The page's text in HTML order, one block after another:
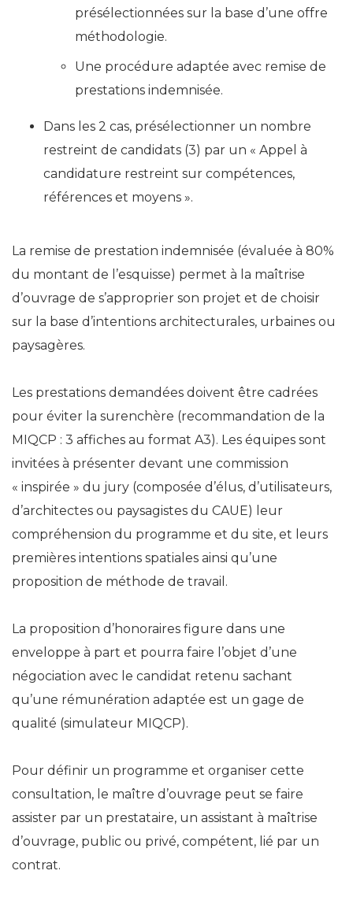
présélectionnées sur la base d’une offre
méthodologie.
Une procédure adaptée avec remise de
prestations indemnisée.
Dans les 2 cas, présélectionner un nombre
restreint de candidats (3) par un « Appel à
candidature restreint sur compétences,
références et moyens ».
La remise de prestation indemnisée (évaluée à 80%
du montant de l’esquisse) permet à la maîtrise
d’ouvrage de s’approprier son projet et de choisir
sur la base d’intentions architecturales, urbaines ou
paysagères.
Les prestations demandées doivent être cadrées
pour éviter la surenchère (recommandation de la
MIQCP : 3 affiches au format A3). Les équipes sont
invitées à présenter devant une commission
« inspirée » du jury (composée d’élus, d’utilisateurs,
d’architectes ou paysagistes du CAUE) leur
compréhension du programme et du site, et leurs
premières intentions spatiales ainsi qu’une
proposition de méthode de travail.
La proposition d’honoraires figure dans une
enveloppe à part et pourra faire l’objet d’une
négociation avec le candidat retenu sachant
qu’une rémunération adaptée est un gage de
qualité (simulateur MIQCP).
Pour définir un programme et organiser cette
consultation, le maître d’ouvrage peut se faire
assister par un prestataire, un assistant à maîtrise
d’ouvrage, public ou privé, compétent, lié par un
contrat.